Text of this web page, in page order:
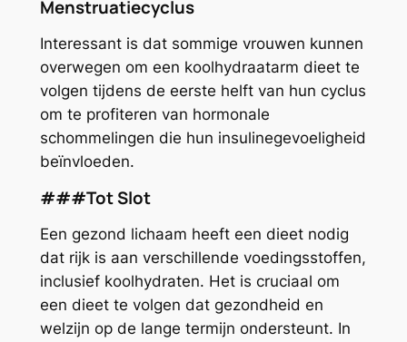
Menstruatiecyclus
Interessant is dat sommige vrouwen kunnen
overwegen om een koolhydraatarm dieet te
volgen tijdens de eerste helft van hun cyclus
om te profiteren van hormonale
schommelingen die hun insulinegevoeligheid
beïnvloeden.
###Tot Slot
Een gezond lichaam heeft een dieet nodig
dat rijk is aan verschillende voedingsstoffen,
inclusief koolhydraten. Het is cruciaal om
een dieet te volgen dat gezondheid en
welzijn op de lange termijn ondersteunt. In